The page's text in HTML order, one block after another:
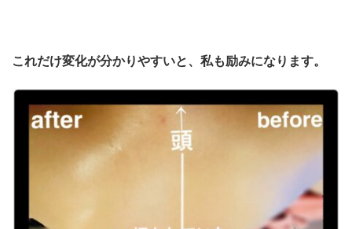
これだけ変化が分かりやすいと、私も励みになります。